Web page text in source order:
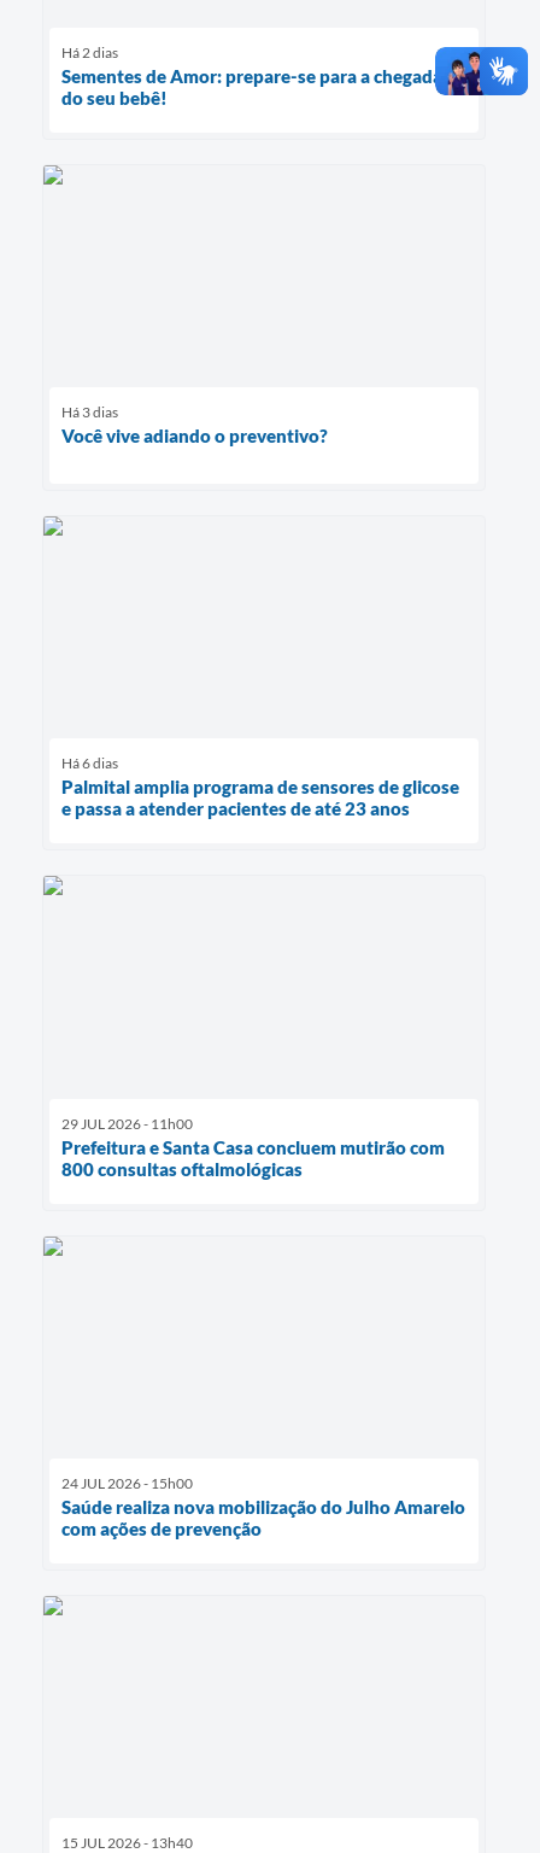
Há 2 dias
Sementes de Amor: prepare-se para a chegada
do seu bebê!
Há 3 dias
Você vive adiando o preventivo?
Há 6 dias
Palmital amplia programa de sensores de glicose
e passa a atender pacientes de até 23 anos
29 JUL 2026 - 11h00
Prefeitura e Santa Casa concluem mutirão com
800 consultas oftalmológicas
24 JUL 2026 - 15h00
Saúde realiza nova mobilização do Julho Amarelo
com ações de prevenção
15 JUL 2026 - 13h40